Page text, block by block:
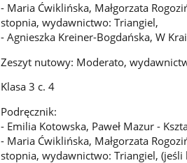
- Maria Ćwiklińska, Małgorzata
stopnia, wydawnictwo: Triangiel,
- Agnieszka Kreiner-Bogdańska, W
Zeszyt nutowy: Moderato,
Klasa 3 c. 4
Podręcznik:
- Emilia Kotowska, Paweł Mazur -
- Maria Ćwiklińska, Małgorzata
stopnia, wydawnictwo: Triangiel, (jeśli